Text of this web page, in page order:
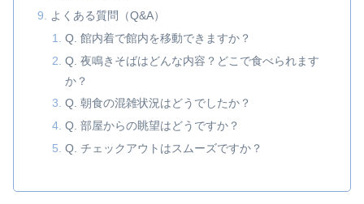
よくある質問（Q&A）
Q. 館内着で館内を移動できますか？
Q. 夜鳴きそばはどんな内容？どこで食べられます
か？
Q. 朝食の混雑状況はどうでしたか？
Q. 部屋からの眺望はどうですか？
Q. チェックアウトはスムーズですか？